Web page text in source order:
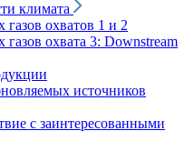
климата
охватов 1 и 2
охвата 3: Downstream
источников
с заинтересованными